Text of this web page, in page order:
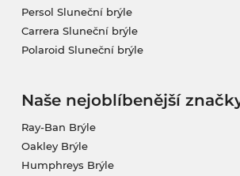
Persol Sluneční brýle
Carrera Sluneční brýle
Polaroid Sluneční brýle
Naše nejoblíbenější
Ray-Ban Brýle
Oakley Brýle
Humphreys Brýle